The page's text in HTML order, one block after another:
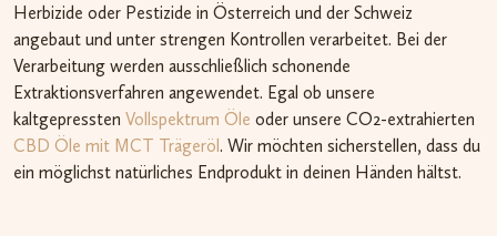
Herbizide oder Pestizide in Österreich und der Schweiz
angebaut und unter strengen Kontrollen verarbeitet. Bei der
Verarbeitung werden ausschließlich schonende
Extraktionsverfahren angewendet. Egal ob unsere
kaltgepressten Vollspektrum Öle oder unsere CO2-extrahierten
CBD Öle mit MCT Trägeröl. Wir möchten sicherstellen, dass du
ein möglichst natürliches Endprodukt in deinen Händen hältst.